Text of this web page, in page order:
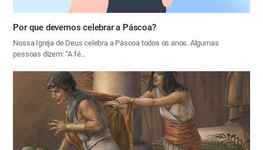
Por que devemos celebrar a Páscoa?
Nossa Igreja de Deus celebra a Páscoa todos os anos. Algumas
pessoas dizem: “A fé…